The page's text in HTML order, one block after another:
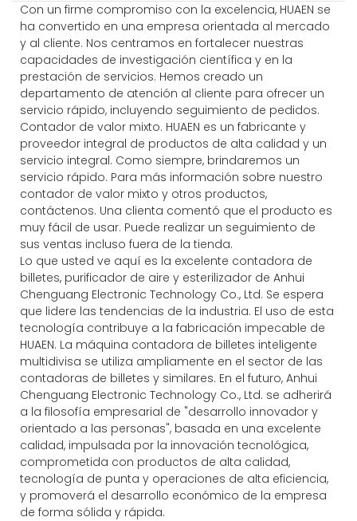
Con un firme compromiso con la excelencia, HUAEN se
ha convertido en una empresa orientada al mercado
y al cliente. Nos centramos en fortalecer nuestras
capacidades de investigación científica y en la
prestación de servicios. Hemos creado un
departamento de atención al cliente para ofrecer un
servicio rápido, incluyendo seguimiento de pedidos.
Contador de valor mixto. HUAEN es un fabricante y
proveedor integral de productos de alta calidad y un
servicio integral. Como siempre, brindaremos un
servicio rápido. Para más información sobre nuestro
contador de valor mixto y otros productos,
contáctenos. Una clienta comentó que el producto es
muy fácil de usar. Puede realizar un seguimiento de
sus ventas incluso fuera de la tienda.
Lo que usted ve aquí es la excelente contadora de
billetes, purificador de aire y esterilizador de Anhui
Chenguang Electronic Technology Co., Ltd. Se espera
que lidere las tendencias de la industria. El uso de esta
tecnología contribuye a la fabricación impecable de
HUAEN. La máquina contadora de billetes inteligente
multidivisa se utiliza ampliamente en el sector de las
contadoras de billetes y similares. En el futuro, Anhui
Chenguang Electronic Technology Co., Ltd. se adherirá
a la filosofía empresarial de "desarrollo innovador y
orientado a las personas", basada en una excelente
calidad, impulsada por la innovación tecnológica,
comprometida con productos de alta calidad,
tecnología de punta y operaciones de alta eficiencia,
y promoverá el desarrollo económico de la empresa
de forma sólida y rápida.